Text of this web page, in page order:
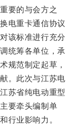
要的与会方之
电重卡通信协议
该标准进行充分
统筹各单位，承
规范制定起草，
。此次与江苏电
苏省纯电动重型
要牵头编制单
行业影响力。